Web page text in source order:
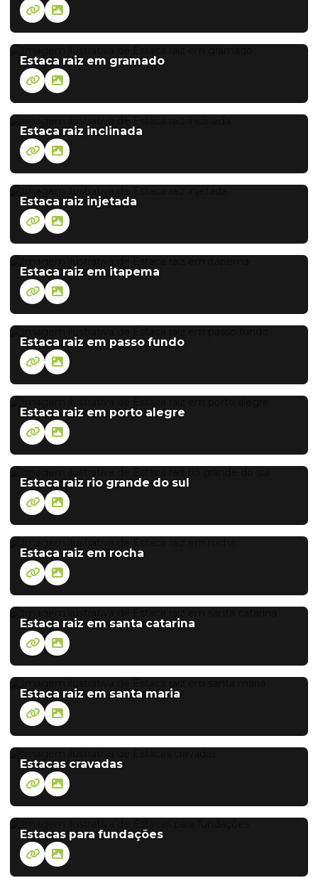
Estaca raiz em gramado
Estaca raiz inclinada
Estaca raiz injetada
Estaca raiz em itapema
Estaca raiz em passo fundo
Estaca raiz em porto alegre
Estaca raiz rio grande do sul
Estaca raiz em rocha
Estaca raiz em santa catarina
Estaca raiz em santa maria
Estacas cravadas
Estacas para fundações